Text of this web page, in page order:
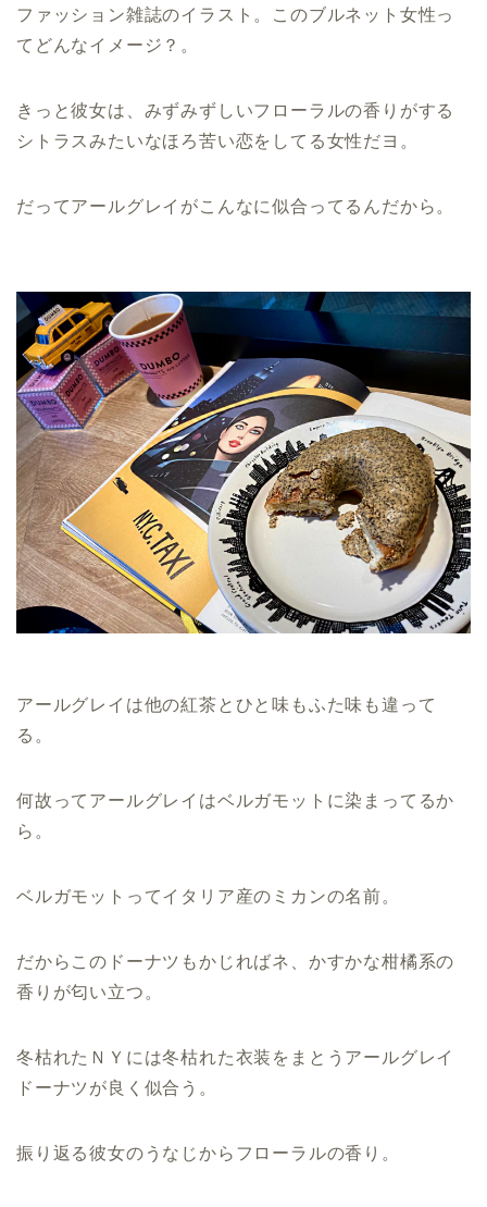
ファッション雑誌のイラスト。このブルネット女性っ
てどんなイメージ？。
きっと彼女は、みずみずしいフローラルの香りがする
シトラスみたいなほろ苦い恋をしてる女性だヨ。
だってアールグレイがこんなに似合ってるんだから。
アールグレイは他の紅茶とひと味もふた味も違って
る。
何故ってアールグレイはベルガモットに染まってるか
ら。
ベルガモットってイタリア産のミカンの名前。
だからこのドーナツもかじればネ、かすかな柑橘系の
香りが匂い立つ。
冬枯れたＮＹには冬枯れた衣装をまとうアールグレイ
ドーナツが良く似合う。
振り返る彼女のうなじからフローラルの香り。